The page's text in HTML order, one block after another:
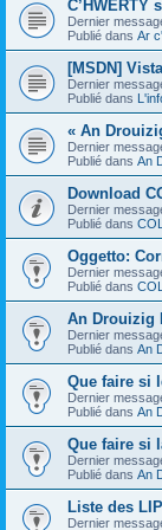
C’HWERTY
Dernier
Publié dans Ar
[MSDN]
Dernier
Publié dans
« An
Dernier
Publié dans An
Download
Dernier
Publié dans
Oggetto:
Dernier
Publié dans
An Drouizig
Dernier
Publié dans An
Que faire si
Dernier
Publié dans An
Que faire si
Dernier
Publié dans An
Liste des
Dernier